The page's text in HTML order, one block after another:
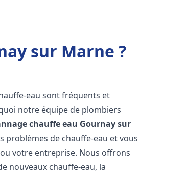
sur Marne ?
eau sont fréquents et
notre équipe de plombiers
chauffe eau Gournay sur
de chauffe-eau et vous
votre entreprise. Nous offrons
nouveaux chauffe-eau, la